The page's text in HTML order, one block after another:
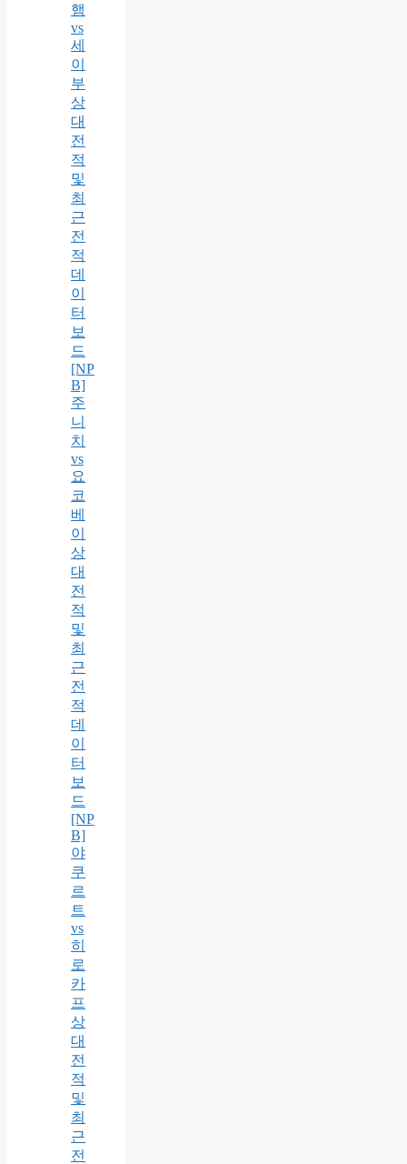
햄
vs
세
이
부
상
대
전
적
및
최
근
전
적
데
이
터
보
드
[NP
B]
주
니
치
vs
요
코
베
이
상
대
전
적
및
최
근
전
적
데
이
터
보
드
[NP
B]
야
쿠
르
트
vs
히
로
카
프
상
대
전
적
및
최
근
전